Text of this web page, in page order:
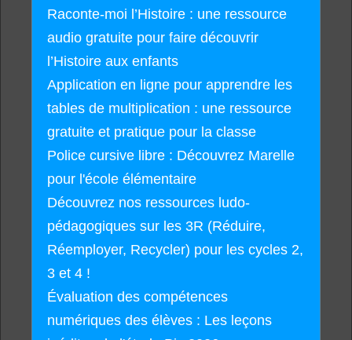
Raconte-moi l’Histoire : une ressource
audio gratuite pour faire découvrir
l’Histoire aux enfants
Application en ligne pour apprendre les
tables de multiplication : une ressource
gratuite et pratique pour la classe
Police cursive libre : Découvrez Marelle
pour l'école élémentaire
Découvrez nos ressources ludo-
pédagogiques sur les 3R (Réduire,
Réemployer, Recycler) pour les cycles 2,
3 et 4 !
Évaluation des compétences
numériques des élèves : Les leçons